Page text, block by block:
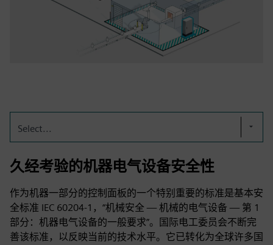
Select...
久经考验的机器电气设备安全性
作为机器一部分的控制面板的一个特别重要的标准是基本安
全标准 IEC 60204‑1，“机械安全 — 机械的电气设备 — 第 1
部分：机器电气设备的一般要求”。国际电工委员会不断完
善该标准，以反映当前的技术水平。它已转化为全球许多国